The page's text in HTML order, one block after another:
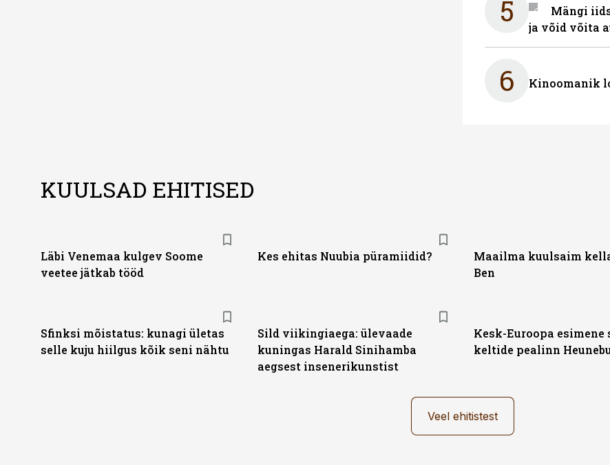
5
Mängi
ja võid võita
6 Kinoomanik
KUULSAD EHITISED
Läbi Venemaa kulgev Soome
veetee jätkab tööd
Kes ehitas Nuubia püramiidid?
Maailma kuulsaim
Ben
Sfinksi mõistatus: kunagi ületas
selle kuju hiilgus kõik seni nähtu
Sild viikingiaega: ülevaade
kuningas Harald Sinihamba
aegsest insenerikunstist
Kesk-Euroopa esimene
keltide pealinn
Veel ehitistest